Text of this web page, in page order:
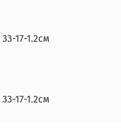
17-1.2см
17-1.2см